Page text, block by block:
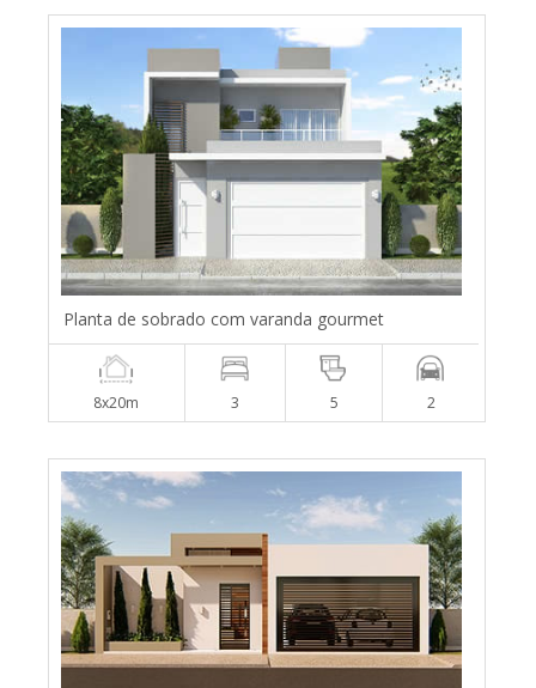
Planta de sobrado com varanda gourmet
8x20m 3 5 2